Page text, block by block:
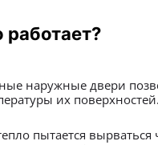
работает?
наружные двери
их
пытается